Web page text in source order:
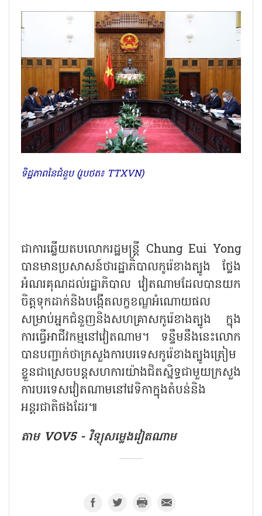
ទិដ្ឋភាពនៃជំនួប (រូបថត៖ TTXVN)
ជាការឆ្លើយតបលោករដ្ឋមន្រ្តី Chung Eui Yong
បានមានប្រសាសន៍ថារដ្ឋាភិបាលកូរ៉េខាងត្បូង ថ្លែង
អំណរគុណដល់រដ្ឋាភិបាល វៀតណាមដែលបានយក
ចិត្តទុកដាក់និងបង្កើតលក្ខខណ្ឌអំណោយផល
សម្រាប់អ្នកជំនួញនិងសហគ្រាសកូរ៉េខាងត្បូង ក្នុង
ការធ្វើអាជីវកម្មនៅវៀតណាម។ ទន្ទឹមនឹងនេះលោក
បានបញ្ជាក់ថាក្រសួងការបរទេសកូរ៉េខាងត្បូងត្រៀម
ខ្លួនជាស្រេចបន្តសហការយ៉ាងជិតស្និទ្ធជាមួយក្រសួង
ការបរទេសវៀតណាមនៅវេទិកាក្នុងតំបន់និង
អន្តរជាតិផងដែរ៕
តាម VOV5 - វិទ្យុសម្លេងវៀតណាម